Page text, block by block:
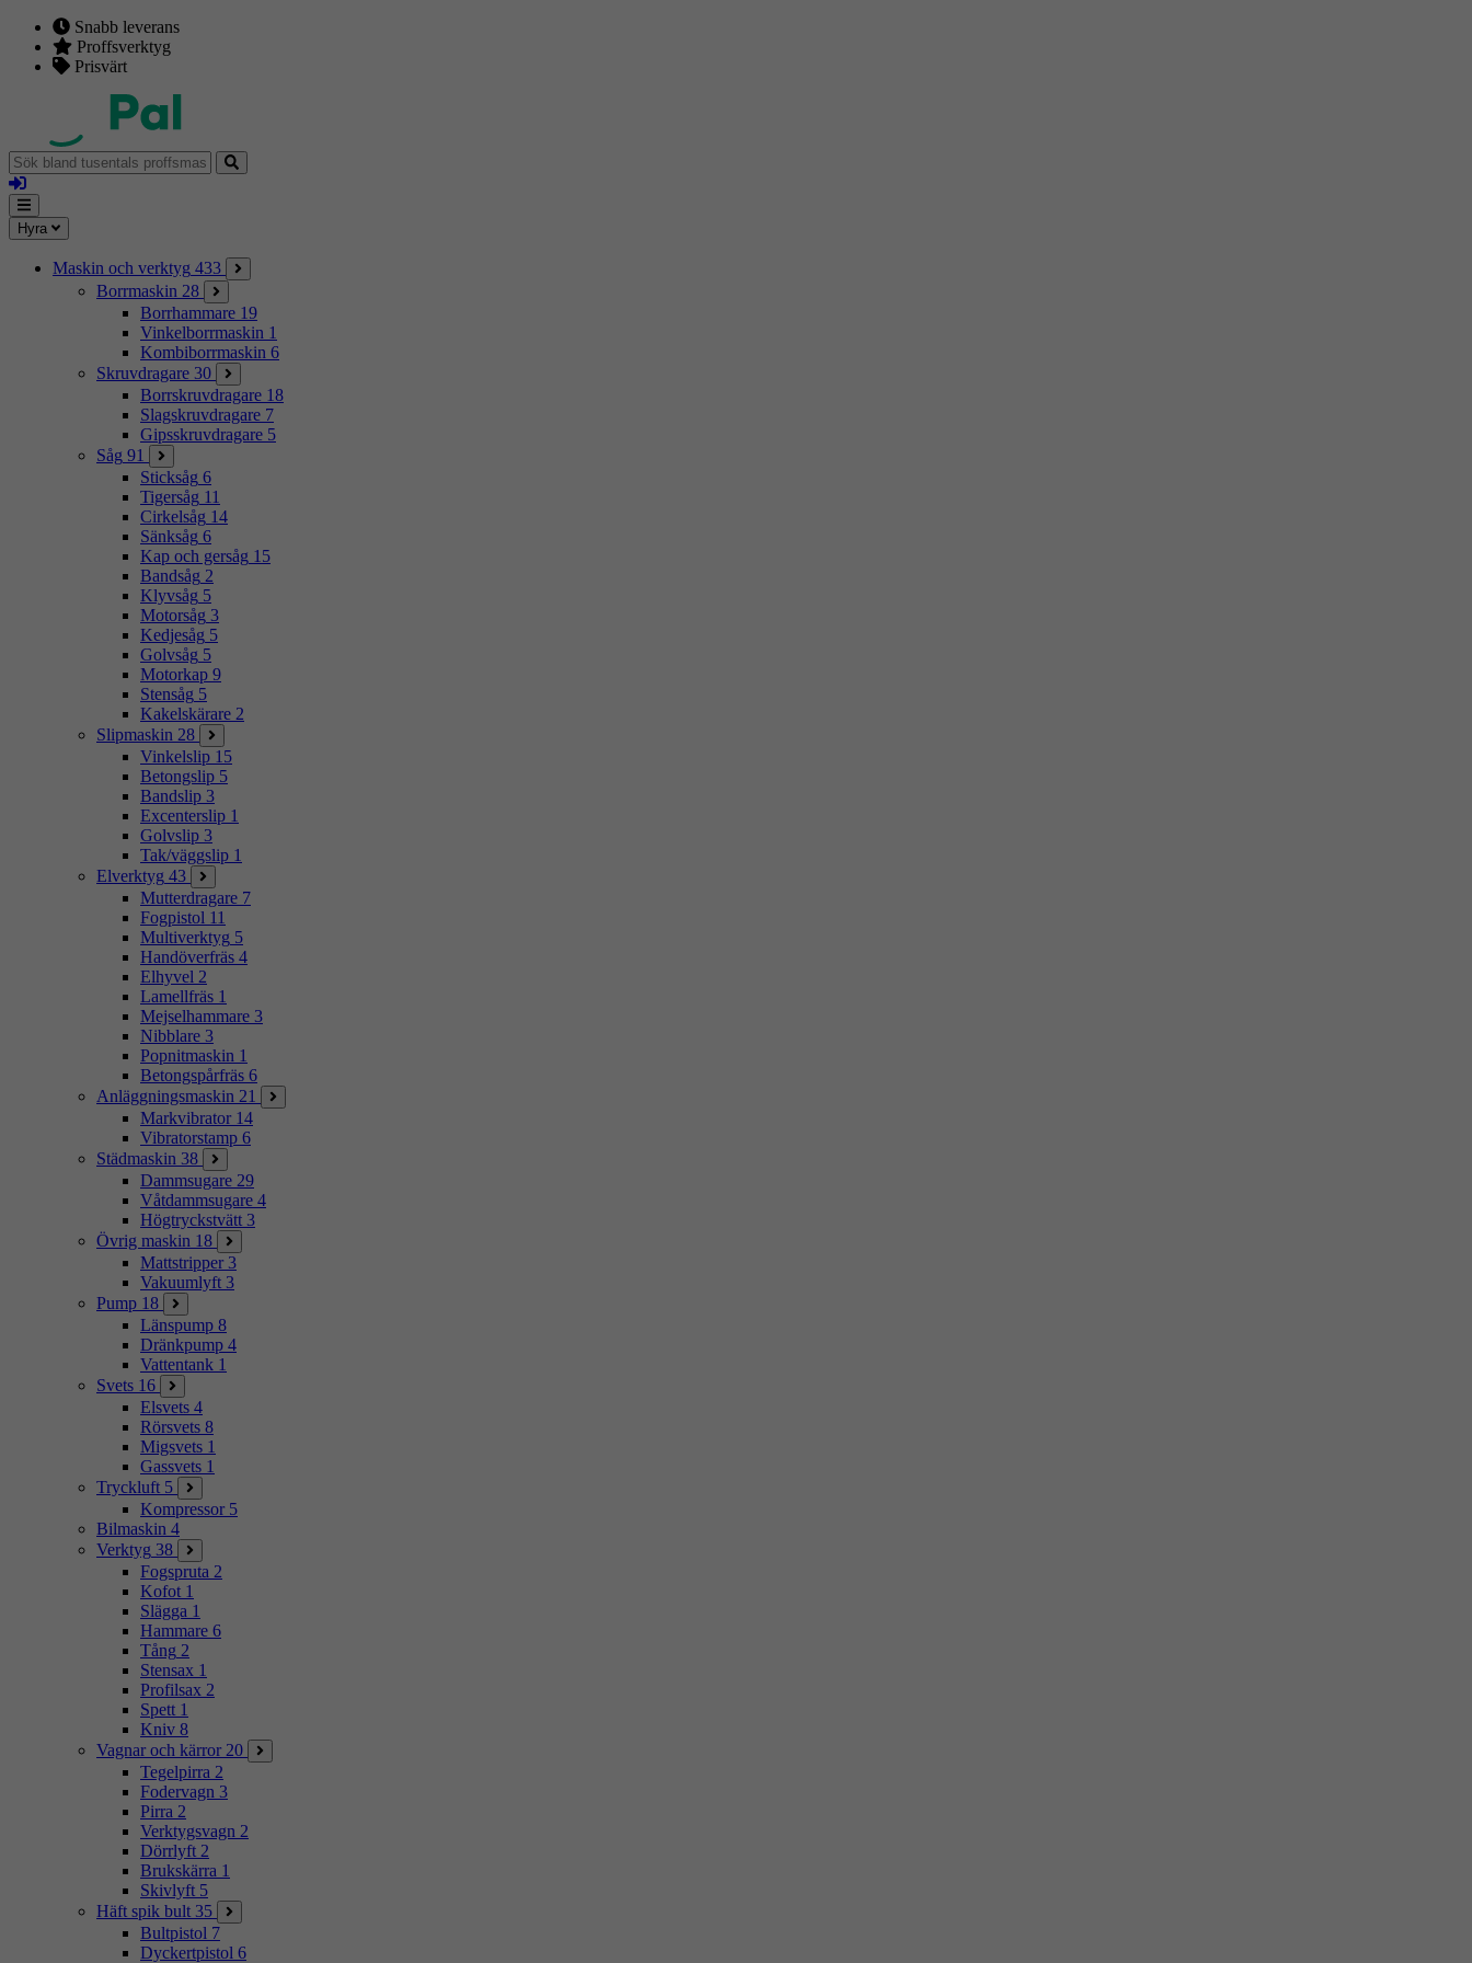
Snabb leverans
Proffsverktyg
Prisvärt
Sök
bland
tusentals
proffsmaskiner
Logga
in
Mina
sidor
Meny
Hyra
Maskin och verktyg 433
Borrmaskin 28
Borrhammare 19
Vinkelborrmaskin 1
Kombiborrmaskin 6
Skruvdragare 30
Borrskruvdragare 18
Slagskruvdragare 7
Gipsskruvdragare 5
Såg 91
Sticksåg 6
Tigersåg 11
Cirkelsåg 14
Sänksåg 6
Kap och gersåg 15
Bandsåg 2
Klyvsåg 5
Motorsåg 3
Kedjesåg 5
Golvsåg 5
Motorkap 9
Stensåg 5
Kakelskärare 2
Slipmaskin 28
Vinkelslip 15
Betongslip 5
Bandslip 3
Excenterslip 1
Golvslip 3
Tak/väggslip 1
Elverktyg 43
Mutterdragare 7
Fogpistol 11
Multiverktyg 5
Handöverfräs 4
Elhyvel 2
Lamellfräs 1
Mejselhammare 3
Nibblare 3
Popnitmaskin 1
Betongspårfräs 6
Anläggningsmaskin 21
Markvibrator 14
Vibratorstamp 6
Städmaskin 38
Dammsugare 29
Våtdammsugare 4
Högtryckstvätt 3
Övrig maskin 18
Mattstripper 3
Vakuumlyft 3
Pump 18
Länspump 8
Dränkpump 4
Vattentank 1
Svets 16
Elsvets 4
Rörsvets 8
Migsvets 1
Gassvets 1
Tryckluft 5
Kompressor 5
Bilmaskin 4
Verktyg 38
Fogspruta 2
Kofot 1
Slägga 1
Hammare 6
Tång 2
Stensax 1
Profilsax 2
Spett 1
Kniv 8
Vagnar och kärror 20
Tegelpirra 2
Fodervagn 3
Pirra 2
Verktygsvagn 2
Dörrlyft 2
Brukskärra 1
Skivlyft 5
Häft spik bult 35
Bultpistol 7
Dyckertpistol 6